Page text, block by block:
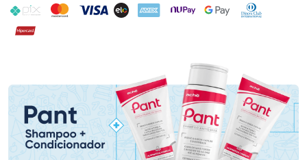
PIX MasterCard
VISA ELO AMEX NuPay Google PayDiners Club
Hipercard
Promoção em Destaque